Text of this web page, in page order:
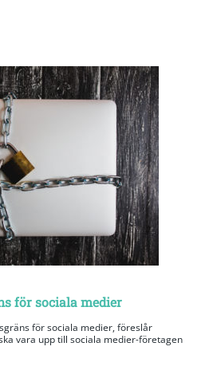
för sociala medier
för sociala medier, föreslår
vara upp till sociala medier-företagen